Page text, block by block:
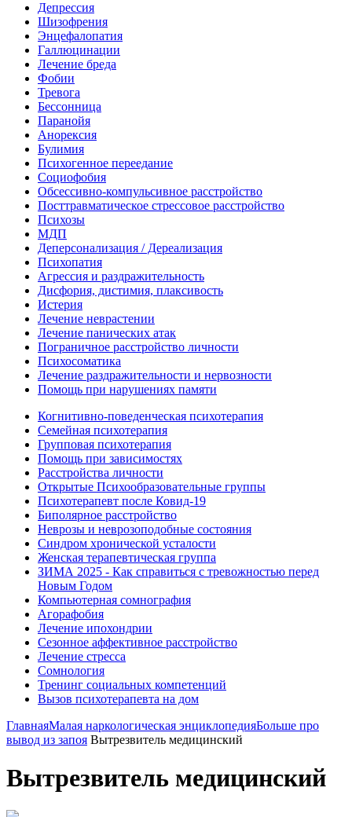
Депрессия
Шизофрения
Энцефалопатия
Галлюцинации
Лечение бреда
Фобии
Тревога
Бессонница
Паранойя
Анорексия
Булимия
Психогенное переедание
Социофобия
Обсессивно-компульсивное расстройство
Посттравматическое стрессовое расстройство
Психозы
МДП
Деперсонализация / Дереализация
Психопатия
Агрессия и раздражительность
Дисфория, дистимия, плаксивость
Истерия
Лечение неврастении
Лечение панических атак
Пограничное расстройство личности
Психосоматика
Лечение раздражительности и нервозности
Помощь при нарушениях памяти
Когнитивно-поведенческая психотерапия
Семейная психотерапия
Групповая психотерапия
Помощь при зависимостях
Расстройства личности
Открытые Психообразовательные группы
Психотерапевт после Ковид-19
Биполярное расстройство
Неврозы и неврозоподобные состояния
Синдром хронической усталости
Женская терапевтическая группа
ЗИМА 2025 - Как справиться с тревожностью перед
Новым Годом
Компьютерная сомнография
Агорафобия
Лечение ипохондрии
Сезонное аффективное расстройство
Лечение стресса
Сомнология
Тренинг социальных компетенций
Вызов психотерапевта на дом
ГлавнаяМалая наркологическая энциклопедияБольше про
вывод из запоя Вытрезвитель медицинский
Вытрезвитель медицинский